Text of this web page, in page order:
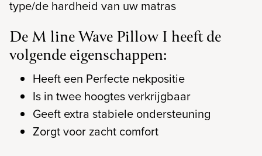
type/de hardheid van uw matras
De M line Wave Pillow I heeft de
volgende eigenschappen:
Heeft een Perfecte nekpositie
Is in twee hoogtes verkrijgbaar
Geeft extra stabiele ondersteuning
Zorgt voor zacht comfort